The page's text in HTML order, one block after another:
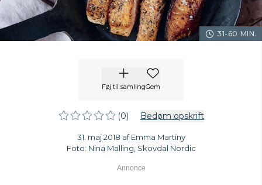
31-60 MIN.
Føj til samlingGem
(0) Bedøm opskrift
31. maj 2018 af Emma Martiny
Foto: Nina Malling, Skovdal Nordic